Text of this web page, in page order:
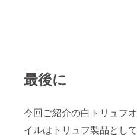
最後に
今回ご紹介の白トリュフオ
イルはトリュフ製品として